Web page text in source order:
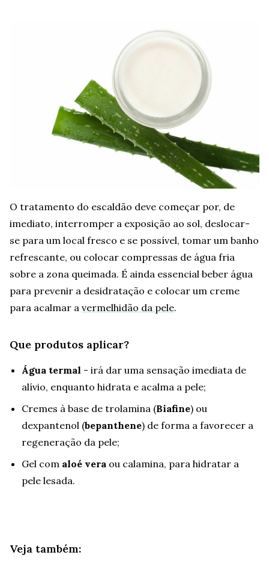
O tratamento do escaldão deve começar por, de
imediato, interromper a exposição ao sol, deslocar-
se para um local fresco e se possível, tomar um banho
refrescante, ou colocar compressas de água fria
sobre a zona queimada. É ainda essencial beber água
para prevenir a desidratação e colocar um creme
para acalmar a vermelhidão da pele.
Que produtos aplicar?
Água termal - irá dar uma sensação imediata de
alívio, enquanto hidrata e acalma a pele;
Cremes à base de trolamina (Biafine) ou
dexpantenol (bepanthene) de forma a favorecer a
regeneração da pele;
Gel com aloé vera ou calamina, para hidratar a
pele lesada.
Veja também: